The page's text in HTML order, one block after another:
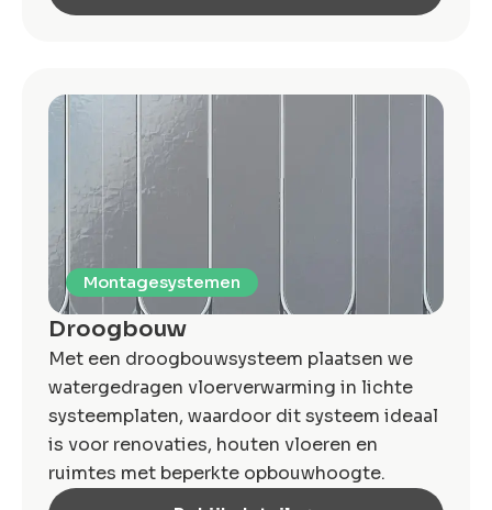
Montagesystemen
Droogbouw
Met een droogbouwsysteem plaatsen we
watergedragen vloerverwarming in lichte
systeem­platen, waardoor dit systeem ideaal
is voor renovaties, houten vloeren en
ruimtes met beperkte opbouwhoogte.